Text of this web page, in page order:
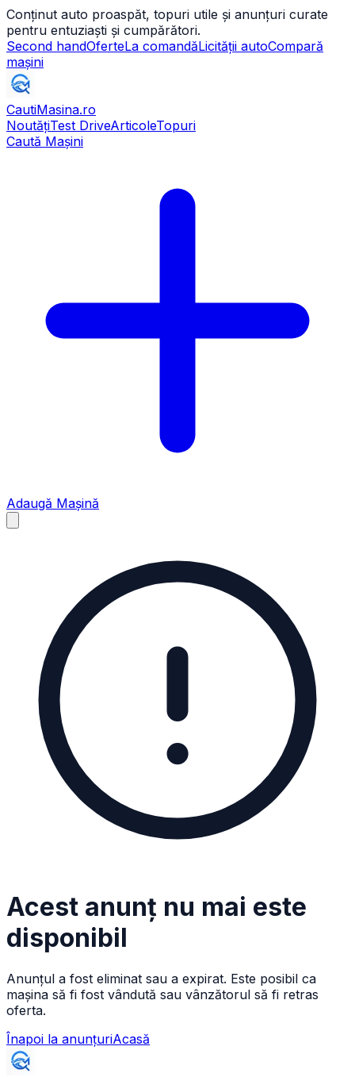
Conținut auto proaspăt, topuri utile și anunțuri curate
pentru entuziaști și cumpărători.
Second handOferteLa comandăLicității autoCompară
mașini
CautiMasina.ro
NoutățiTest DriveArticoleTopuri
Caută Mașini
Adaugă Mașină
Acest anunț nu mai este
disponibil
Anunțul a fost eliminat sau a expirat. Este posibil ca
mașina să fi fost vândută sau vânzătorul să fi retras
oferta.
Înapoi la anunțuriAcasă